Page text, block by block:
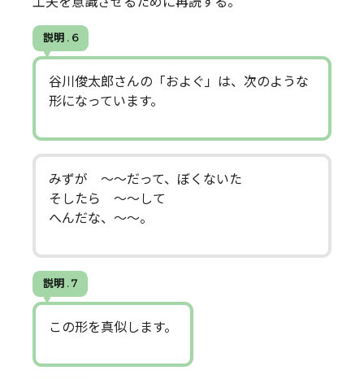
説明 . 6
谷川俊太郎さんの「およぐ」は、次のような
形になっています。
みずが 〜〜だって、ぼくないた
そしたら 〜〜して
へんだな、〜〜。
説明 . 7
この形を真似します。